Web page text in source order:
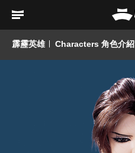
霹靂英雄 Characters 角色介紹